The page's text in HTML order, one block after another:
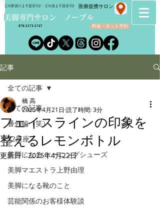
​美脚専門サロン ノーブル
立川駅南口より徒歩5分・立川南より徒歩3分
料金・ネット予約
070-2173-1747
​医療提携サロン
記事
全ての記事
番外編（笑）
12星座
美脚になる トーニングシューズ
美脚マエストラ上野由理
美脚になる靴のこと
芸能関係のお客様体験談
全ての記事
フェイスラインの印象を
整えるレモンボトル
橋 高
2025年4月21日 読了時間: 3分
更新日：2025年4月22日